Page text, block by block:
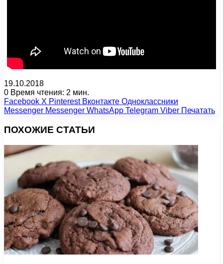
19.10.2018
0 Время чтения: 2 мин.
Facebook X Pinterest Вконтакте Одноклассники
Messenger Messenger WhatsApp Telegram Viber Печатать
ПОХОЖИЕ СТАТЬИ